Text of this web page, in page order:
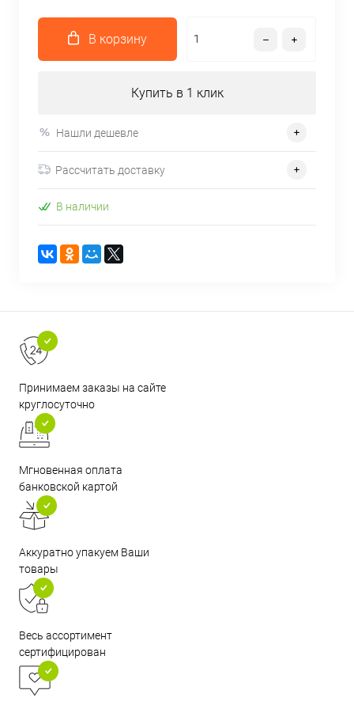
В корзину
Купить в 1 клик
Нашли дешевле
Рассчитать доставку
В наличии
Принимаем заказы на сайте
круглосуточно
Мгновенная оплата
банковской картой
Аккуратно упакуем Ваши
товары
Весь ассортимент
сертифицирован